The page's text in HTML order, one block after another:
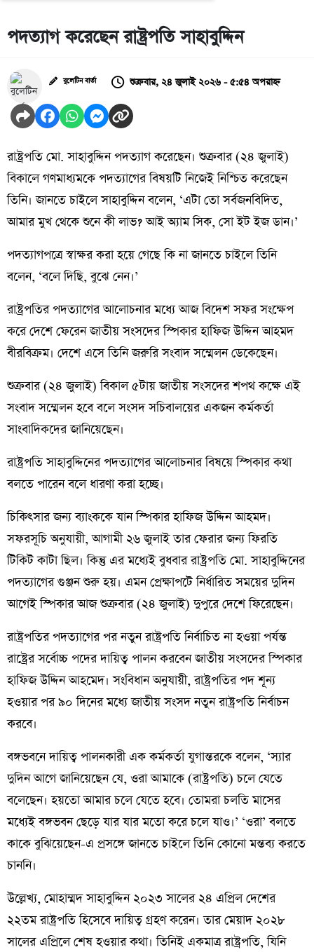
পদত্যাগ করেছেন রাষ্ট্রপতি সাহাবুদ্দিন
বুলেটিন বার্তা শুক্রবার, ২৪ জুলাই ২০২৬ - ৫:৫৪ অপরাহ্ন
রাষ্ট্রপতি মো. সাহাবুদ্দিন পদত্যাগ করেছেন। শুক্রবার (২৪ জুলাই)
বিকালে গণমাধ্যমকে পদত্যাগের বিষয়টি নিজেই নিশ্চিত করেছেন
তিনি। জানতে চাইলে সাহাবুদ্দিন বলেন, ‘এটা তো সর্বজনবিদিত,
আমার মুখ থেকে শুনে কী লাভ? আই অ্যাম সিক, সো ইট ইজ ডান।’
পদত্যাগপত্রে স্বাক্ষর করা হয়ে গেছে কি না জানতে চাইলে তিনি
বলেন, ‘বলে দিছি, বুঝে নেন।’
রাষ্ট্রপতির পদত্যাগের আলোচনার মধ্যে আজ বিদেশ সফর সংক্ষেপ
করে দেশে ফেরেন জাতীয় সংসদের স্পিকার হাফিজ উদ্দিন আহমদ
বীরবিক্রম। দেশে এসে তিনি জরুরি সংবাদ সম্মেলন ডেকেছেন।
শুক্রবার (২৪ জুলাই) বিকাল ৫টায় জাতীয় সংসদের শপথ কক্ষে এই
সংবাদ সম্মেলন হবে বলে সংসদ সচিবালয়ের একজন কর্মকর্তা
সাংবাদিকদের জানিয়েছেন।
রাষ্ট্রপতি সাহাবুদ্দিনের পদত্যাগের আলোচনার বিষয়ে স্পিকার কথা
বলতে পারেন বলে ধারণা করা হচ্ছে।
চিকিৎসার জন্য ব্যাংককে যান স্পিকার হাফিজ উদ্দিন আহমদ।
সফরসূচি অনুযায়ী, আগামী ২৬ জুলাই তার ফেরার জন্য ফিরতি
টিকিট কাটা ছিল। কিন্তু এর মধ্যেই বুধবার রাষ্ট্রপতি মো. সাহাবুদ্দিনের
পদত্যাগের গুঞ্জন শুরু হয়। এমন প্রেক্ষাপটে নির্ধারিত সময়ের দুদিন
আগেই স্পিকার আজ শুক্রবার (২৪ জুলাই) দুপুরে দেশে ফিরেছেন।
রাষ্ট্রপতির পদত্যাগের পর নতুন রাষ্ট্রপতি নির্বাচিত না হওয়া পর্যন্ত
রাষ্ট্রের সর্বোচ্চ পদের দায়িত্ব পালন করবেন জাতীয় সংসদের স্পিকার
হাফিজ উদ্দিন আহমেদ। সংবিধান অনুযায়ী, রাষ্ট্রপতির পদ শূন্য
হওয়ার পর ৯০ দিনের মধ্যে জাতীয় সংসদ নতুন রাষ্ট্রপতি নির্বাচন
করবে।
বঙ্গভবনে দায়িত্ব পালনকারী এক কর্মকর্তা যুগান্তরকে বলেন, ‘স্যার
দুদিন আগে জানিয়েছেন যে, ওরা আমাকে (রাষ্ট্রপতি) চলে যেতে
বলেছেন। হয়তো আমার চলে যেতে হবে। তোমরা চলতি মাসের
মধ্যেই বঙ্গভবন ছেড়ে যার যার মতো করে চলে যাও।’ ‘ওরা’ বলতে
কাকে বুঝিয়েছেন-এ প্রসঙ্গে জানতে চাইলে তিনি কোনো মন্তব্য করতে
চাননি।
উল্লেখ্য, মোহাম্মদ সাহাবুদ্দিন ২০২৩ সালের ২৪ এপ্রিল দেশের
২২তম রাষ্ট্রপতি হিসেবে দায়িত্ব গ্রহণ করেন। তার মেয়াদ ২০২৮
সালের এপ্রিলে শেষ হওয়ার কথা। তিনিই একমাত্র রাষ্ট্রপতি, যিনি